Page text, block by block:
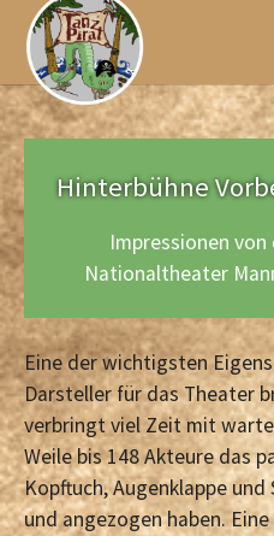
Skip to main content
Hinterbühne
Impressionen
Nationaltheater
Eine der wichtigsten
Darsteller für das Theater
verbringt viel Zeit mit
Weile bis 148 Akteure das
Kopftuch, Augenklappe
und angezogen haben.